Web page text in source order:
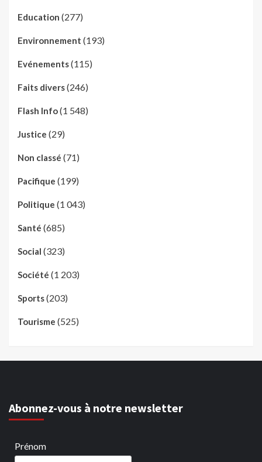
Education (277)
Environnement (193)
Evénements(115)
Faits divers(246)
Flash Info(1 548)
Justice (29)
Non classé (71)
Pacifique (199)
Politique (1 043)
Santé (685)
Social (323)
Société (1 203)
Sports(203)
Tourisme (525)
Abonnez-vous à notre newsletter
Prénom